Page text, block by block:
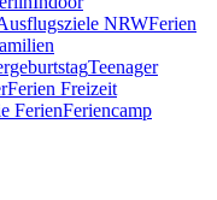
NRWFerien
Teenager
Ferien Freizeit
FerienFeriencamp